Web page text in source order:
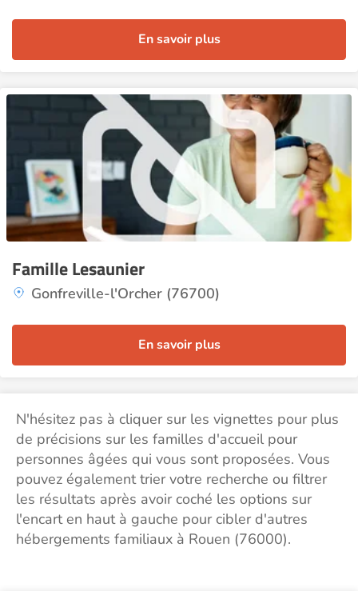
En savoir plus
Famille Lesaunier
Gonfreville-l'Orcher (76700)
En savoir plus
N'hésitez pas à cliquer sur les vignettes pour plus
de précisions sur les familles d'accueil pour
personnes âgées qui vous sont proposées. Vous
pouvez également trier votre recherche ou filtrer
les résultats après avoir coché les options sur
l'encart en haut à gauche pour cibler d'autres
hébergements familiaux à Rouen (76000).